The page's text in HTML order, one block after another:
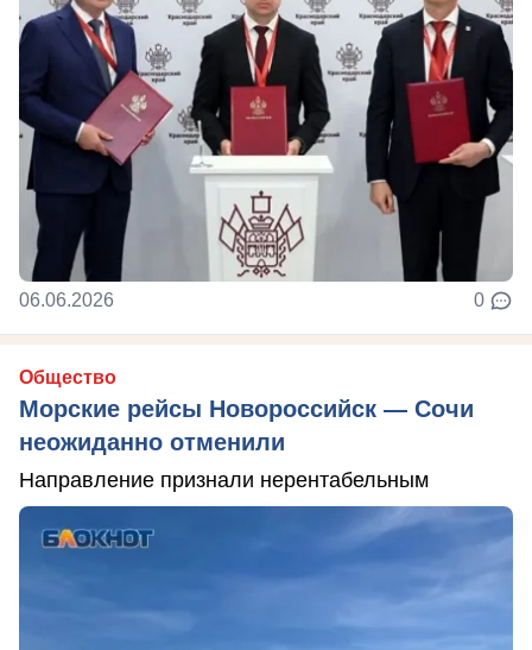
06.06.2026 0
Общество
Морские рейсы Новороссийск — Сочи
неожиданно отменили
Направление признали нерентабельным